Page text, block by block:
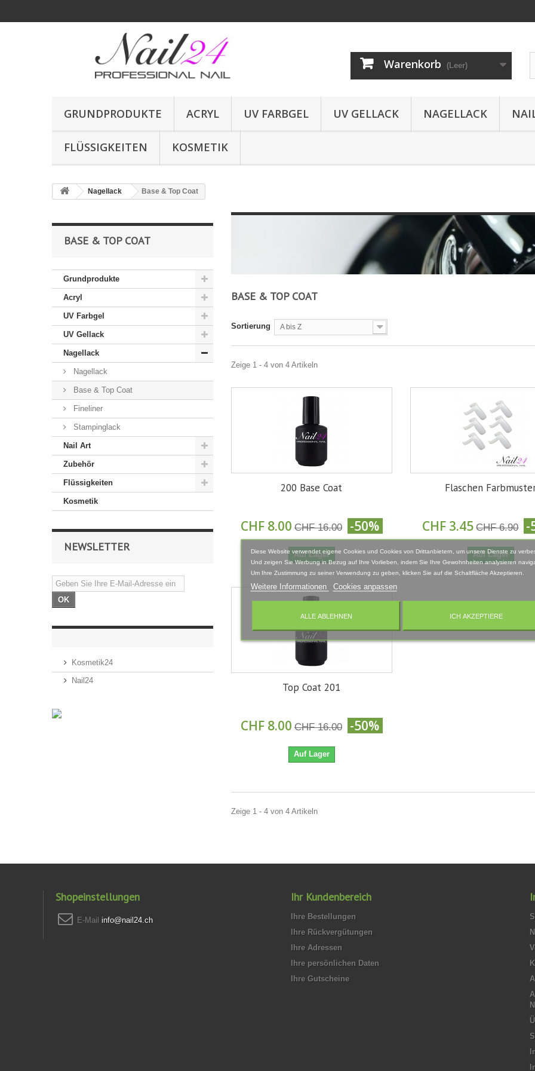
Warenkorb (Leer)
GRUNDPRODUKTE ACRYL UV FARBGEL UV GELLACK NAGELLACK
FLÜSSIGKEITEN KOSMETIK
Nagellack Base & Top Coat
BASE & TOP COAT
Grundprodukte
Acryl
UV Farbgel
UV Gellack
Nagellack
Nagellack
Base & Top Coat
Fineliner
Stampinglack
Nail Art
Zubehör
Flüssigkeiten
Kosmetik
NEWSLETTER
OK
Kosmetik24
Nail24
BASE & TOP COAT
Sortierung A bis Z
Zeige 1 - 4 von 4 Artikeln
200 Base Coat
CHF 8.00 CHF 16.00 -50%
Auf Lager
Flaschen
CHF 3.45 CHF 6.90 -
Auf Lager
Top Coat 201
CHF 8.00 CHF 16.00 -50%
Auf Lager
Zeige 1 - 4 von 4 Artikeln
Shopeinstellungen
E-Mail info@nail24.ch
Ihr Kundenbereich
Ihre Bestellungen
Ihre Rückvergütungen
Ihre Adressen
Ihre persönlichen Daten
Ihre Gutscheine
Diese Website verwendet eigene Cookies und Cookies von Drittanbietern, um unsere Dienste zu
Und zeigen Sie Werbung in Bezug auf Ihre Vorlieben, indem Sie Ihre Gewohnheiten analysieren
Um Ihre Zustimmung zu seiner Verwendung zu geben, klicken Sie auf die Schaltfläche Akzeptieren.
Weitere Informationen Cookies anpassen
ALLE ABLEHNEN ICH AKZEPTIERE